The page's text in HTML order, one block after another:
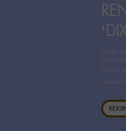
Après
nouvel
Tous